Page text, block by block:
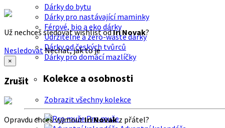
Dárky do bytu
Dárky pro nastávající maminky
Férové, bio a eko dárky
Udržitelné a zero-waste dárky
Dárky od českých tvůrců
Dárky pro domácí mazlíčky
Kolekce a osobnosti
Zobrazit všechny kolekce
Pro muže
Už nechceš sledovat wishlist odIri Novak?
Nesledovat Nechat, jak to je
×
Zrušit
Opravdu chceš vyjmoutIri Novakz přátel?